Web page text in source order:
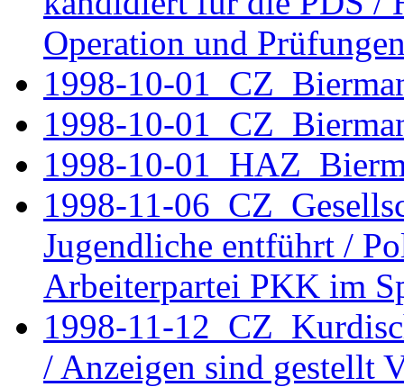
Operation und
1998-10-
1998-10-
1998-10-
1998-11-06 CZ
Jugendliche entführt /
Arbeiterpartei PKK im
1998-11-12 CZ
/ Anzeigen sind gestellt